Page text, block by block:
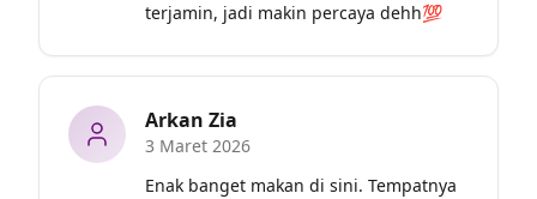
terjamin, jadi makin percaya dehh💯
Arkan Zia
3 Maret 2026
Enak banget makan di sini. Tempatnya